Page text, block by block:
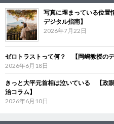
写真に埋まっている位
デジタル指南】
2026年7月22日
ゼロトラストって何？ 【岡嶋教授のデ
2026年6月18日
きっと大平元首相は泣いている 【政
治コラム】
2026年6月10日